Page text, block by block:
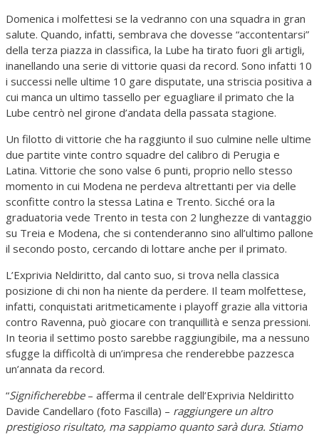
Domenica i molfettesi se la vedranno con una squadra in gran
salute. Quando, infatti, sembrava che dovesse “accontentarsi”
della terza piazza in classifica, la Lube ha tirato fuori gli artigli,
inanellando una serie di vittorie quasi da record. Sono infatti 10
i successi nelle ultime 10 gare disputate, una striscia positiva a
cui manca un ultimo tassello per eguagliare il primato che la
Lube centrò nel girone d’andata della passata stagione.
Un filotto di vittorie che ha raggiunto il suo culmine nelle ultime
due partite vinte contro squadre del calibro di Perugia e
Latina. Vittorie che sono valse 6 punti, proprio nello stesso
momento in cui Modena ne perdeva altrettanti per via delle
sconfitte contro la stessa Latina e Trento. Sicché ora la
graduatoria vede Trento in testa con 2 lunghezze di vantaggio
su Treia e Modena, che si contenderanno sino all’ultimo pallone
il secondo posto, cercando di lottare anche per il primato.
L’Exprivia Neldiritto, dal canto suo, si trova nella classica
posizione di chi non ha niente da perdere. Il team molfettese,
infatti, conquistati aritmeticamente i playoff grazie alla vittoria
contro Ravenna, può giocare con tranquillità e senza pressioni.
In teoria il settimo posto sarebbe raggiungibile, ma a nessuno
sfugge la difficoltà di un’impresa che renderebbe pazzesca
un’annata da record.
“Significherebbe– afferma il centrale dell’Exprivia Neldiritto
Davide Candellaro (foto Fascilla) – raggiungere un altro
prestigioso risultato, ma sappiamo quanto sarà dura. Stiamo